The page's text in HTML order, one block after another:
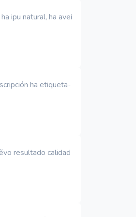
ipu natural, ha avei
ha etiqueta-
resultado calidad